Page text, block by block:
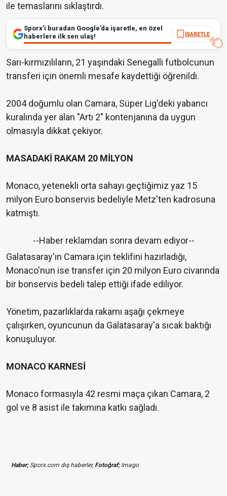
ile temaslarını sıklaştırdı.
Sporx’i buradan Google’da işaretle, en özel
haberlere ilk sen ulaş!
İŞARETLE
Sarı-kırmızılıların, 21 yaşındaki Senegalli futbolcunun
transferi için önemli mesafe kaydettiği öğrenildi.
2004 doğumlu olan Camara, Süper Lig'deki yabancı
kuralında yer alan "Artı 2" kontenjanına da uygun
olmasıyla dikkat çekiyor.
MASADAKİ RAKAM 20 MİLYON
Monaco, yetenekli orta sahayı geçtiğimiz yaz 15
milyon Euro bonservis bedeliyle Metz'ten kadrosuna
katmıştı.
--Haber reklamdan sonra devam ediyor--
Galatasaray'ın Camara için teklifini hazırladığı,
Monaco'nun ise transfer için 20 milyon Euro civarında
bir bonservis bedeli talep ettiği ifade ediliyor.
Yönetim, pazarlıklarda rakamı aşağı çekmeye
çalışırken, oyuncunun da Galatasaray'a sıcak baktığı
konuşuluyor.
MONACO KARNESİ
Monaco formasıyla 42 resmi maça çıkan Camara, 2
gol ve 8 asist ile takımına katkı sağladı.
Haber;Sporx.com dış haberler,Fotoğraf;Imago